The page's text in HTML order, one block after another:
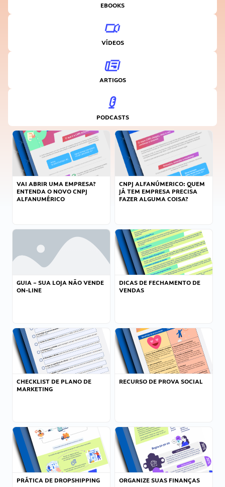
EBOOKS
VÍDEOS
ARTIGOS
PODCASTS
VAI ABRIR UMA EMPRESA?
ENTENDA O NOVO CNPJ
ALFANUMÉRICO
CNPJ ALFANÚMERICO: QUEM
JÁ TEM EMPRESA PRECISA
FAZER ALGUMA COISA?
GUIA – SUA LOJA NÃO VENDE
ON-LINE
DICAS DE FECHAMENTO DE
VENDAS
CHECKLIST DE PLANO DE
MARKETING
RECURSO DE PROVA SOCIAL
PRÁTICA DE DROPSHIPPING ORGANIZE SUAS FINANÇAS